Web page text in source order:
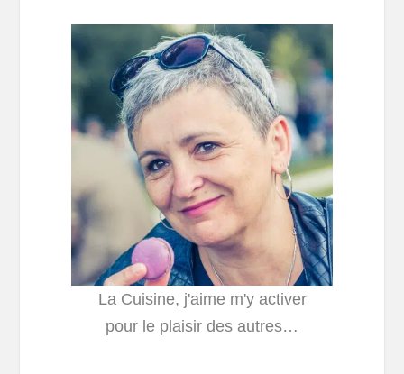
La Cuisine, j'aime m'y activer
pour le plaisir des autres…